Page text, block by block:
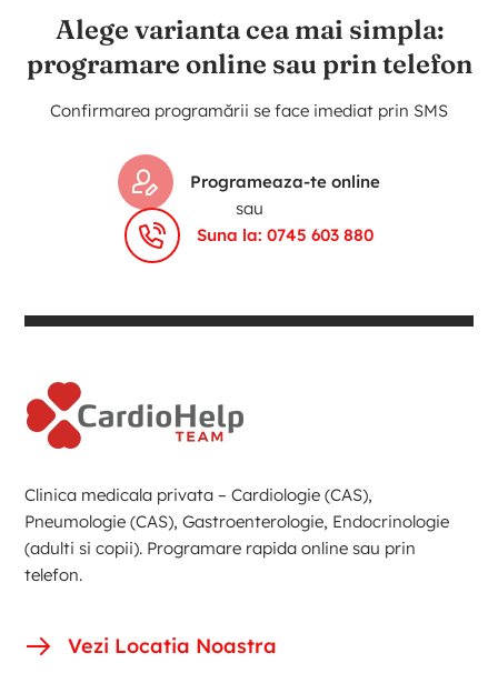
Alege varianta cea mai simpla:
programare online sau prin telefon
Confirmarea programării se face imediat prin SMS
Programeaza-te online
sau
Suna la: 0745 603 880
Clinica medicala privata – Cardiologie (CAS),
Pneumologie (CAS), Gastroenterologie, Endocrinologie
(adulti si copii). Programare rapida online sau prin
telefon.
Vezi Locatia Noastra